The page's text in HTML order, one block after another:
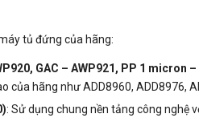
tủ đứng của hãng:
GAC – AWP921, PP 1 micron –
hãng như ADD8960, ADD8976,
: Sử dụng chung nền tảng công nghệ